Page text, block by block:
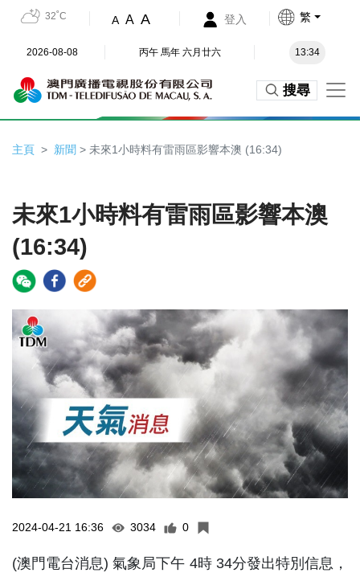
32˚C A A A 登入 繁
2026-08-08 丙午 馬年 六月廿六 13:34
搜尋
主頁 新聞 > 未來1小時料有雷雨區影響本澳 (16:34)
未來1小時料有雷雨區影響本澳
(16:34)
2024-04-21 16:36 3034 0
(澳門電台消息) 氣象局下午 4時 34分發出特別信息，